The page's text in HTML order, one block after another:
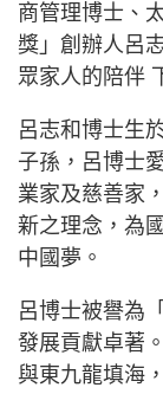
商管理博士、
獎」創辦人呂
眾家人的陪伴
呂志和博士生
子孫，呂博士
業家及慈善家
新之理念，為
中國夢。
呂博士被譽為
發展貢獻卓著
與東九龍填海